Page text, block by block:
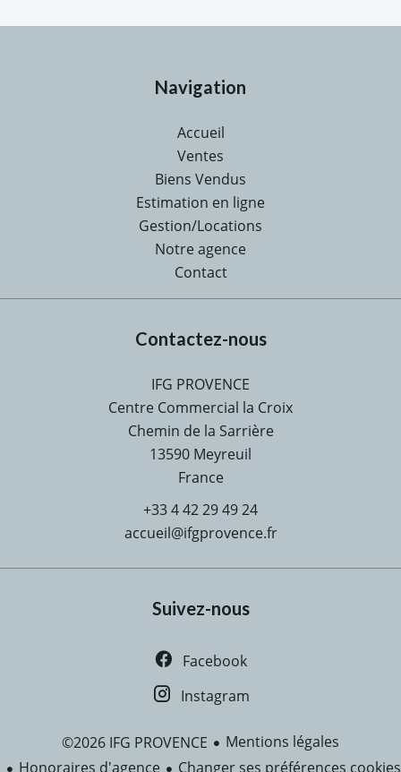
Navigation
Accueil
Ventes
Biens Vendus
Estimation en ligne
Gestion/Locations
Notre agence
Contact
Contactez-nous
IFG PROVENCE
Centre Commercial la Croix
Chemin de la Sarrière
13590 Meyreuil
France
+33 4 42 29 49 24
accueil@ifgprovence.fr
Suivez-nous
Facebook
Instagram
©2026 IFG PROVENCE
Mentions légales
Honoraires d'agence
Changer ses préférences cookies